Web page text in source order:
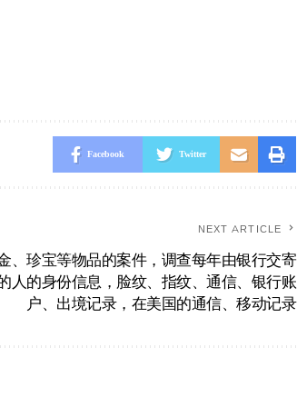
Facebook Twitter
NEXT ARTICLE
、珍宝等物品的案件，调查每年由银行交寄
人的身份信息，脸纹、指纹、通信、银行账
户、出境记录，在美国的通信、移动记录